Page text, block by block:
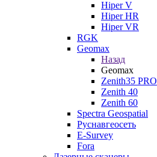
Hiper V
Hiper HR
Hiper VR
RGK
Geomax
Назад
Geomax
Zenith35 PRO
Zenith 40
Zenith 60
Spectra Geospatial
Руснавгеосеть
E-Survey
Fora